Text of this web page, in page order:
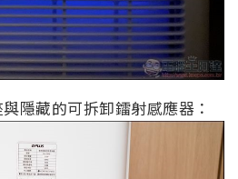
隱藏的可拆卸鐳射感應器：